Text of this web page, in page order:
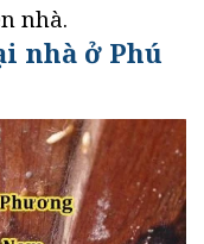
nhà.
nhà ở Phú